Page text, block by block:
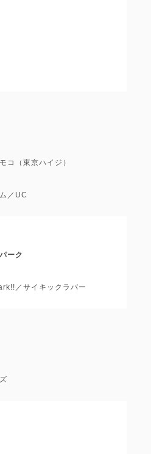
コ（東京ハイジ）
／UC
ーク
／サイキックラバー